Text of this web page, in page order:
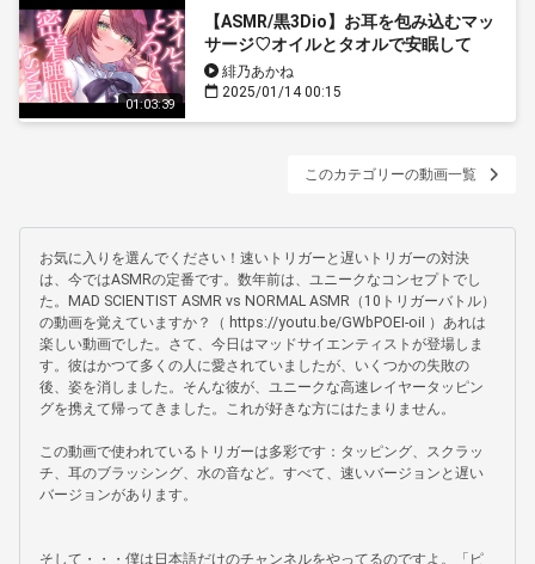
01:03:39
【ASMR/黒3Dio】お耳を包み込むマッ
サージ♡オイルとタオルで安眠して
♡/Oil Massage【高音質/睡眠導入/緋
乃あかね】
緋乃あかね
2025/01/14 00:15
このカテゴリーの動画一覧
お気に入りを選んでください！速いトリガーと遅いトリガーの対決
は、今ではASMRの定番です。数年前は、ユニークなコンセプトでし
た。MAD SCIENTIST ASMR vs NORMAL ASMR（10トリガーバトル）
の動画を覚えていますか？（ https://youtu.be/GWbPOEI-oiI ）あれは
楽しい動画でした。さて、今日はマッドサイエンティストが登場しま
す。彼はかつて多くの人に愛されていましたが、いくつかの失敗の
後、姿を消しました。そんな彼が、ユニークな高速レイヤータッピン
グを携えて帰ってきました。これが好きな方にはたまりません。
この動画で使われているトリガーは多彩です：タッピング、スクラッ
チ、耳のブラッシング、水の音など。すべて、速いバージョンと遅い
バージョンがあります。
そして・・・僕は日本語だけのチャンネルをやってるのですよ。「ピ